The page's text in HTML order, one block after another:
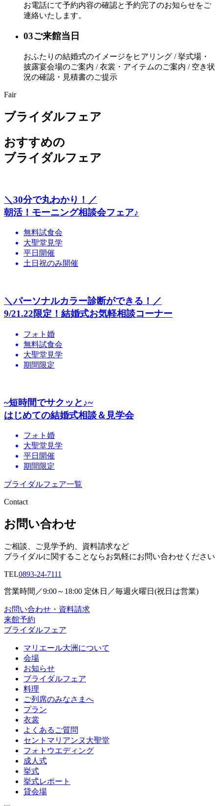
お電話にて予約内容の確認と予約完了のお知らせをご
連絡いたします。
03ご来館当日
おふたりの結婚式のイメージをヒアリング / 挙式場・
披露宴会場のご案内 / 衣裳・アイテムのご案内 / 空き状
況の確認・見積書のご提示
Fair
ブライダルフェア
おすすめの
ブライダルフェア
＼30分で丸わかり！／
朝活！モーニング相談会フェア♪
無料試食会
大聖堂見学
平日開催
土日祝のみ開催
＼パーソナルカラー診断ができる！／
9/21.22限定！結婚式お気軽相談コーナー
フォト婚
無料試食会
大聖堂見学
期間限定
~短時間でサクッと♪~
はじめての結婚式相談＆見学会
フォト婚
大聖堂見学
平日開催
期間限定
ブライダルフェア一覧
Contact
お問い合わせ
ご相談、ご見学予約、資料請求など
ブライダルに関することならお気軽にお問い合わせください
TEL0893-24-7111
営業時間／9:00～18:00 定休日／毎週火曜日(祝日は営業)
お問い合わせ・資料請求
来館予約
ブライダルフェア
マリエール大洲について
会場
お知らせ
ブライダルフェア
料理
ご列席のみなさまへ
プラン
衣裳
よくあるご質問
セントマリアンヌ大聖堂
フォトウエディング
成人式
挙式
挙式レポート
貸会場